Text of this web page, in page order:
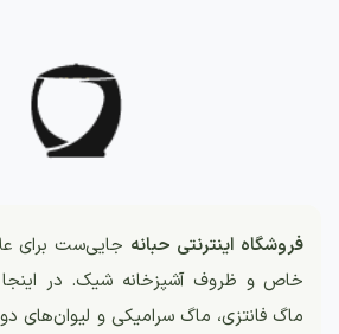
فروشگاه اینترنتی حبانه جایی‌ست برای
خاص و ظروف آشپزخانه شیک. در اینجا
ماگ فانتزی، ماگ سرامیکی و لیوان‌های